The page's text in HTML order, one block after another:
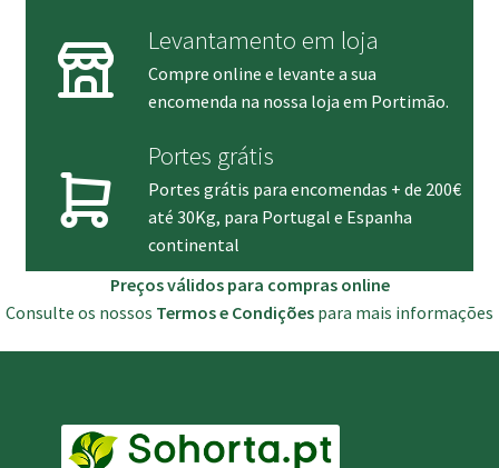
Levantamento em loja
Compre online e levante a sua
encomenda na nossa loja em Portimão.
Portes grátis
Portes grátis para encomendas + de 200€
até 30Kg, para Portugal e Espanha
continental
Preços válidos para compras online
Consulte os nossos Termos e Condições para mais informações